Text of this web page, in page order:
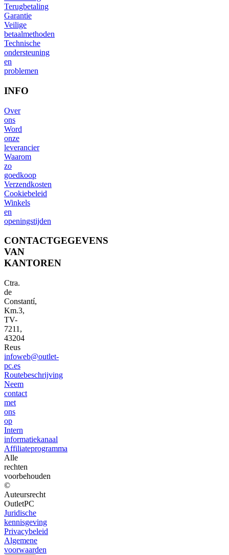
Terugbetaling
Garantie
Veilige
betaalmethoden
Technische
ondersteuning
en
problemen
INFO
Over
ons
Word
onze
leverancier
Waarom
zo
goedkoop
Verzendkosten
Cookiebeleid
Winkels
en
openingstijden
CONTACTGEGEVENS
VAN
KANTOREN
Ctra.
de
Constantí,
Km.3,
TV-
7211,
43204
Reus
infoweb@outlet-
pc.es
Routebeschrijving
Neem
contact
met
ons
op
Intern
informatiekanaal
Affiliateprogramma
Alle
rechten
voorbehouden
©
Auteursrecht
OutletPC
Juridische
kennisgeving
Privacybeleid
Algemene
voorwaarden